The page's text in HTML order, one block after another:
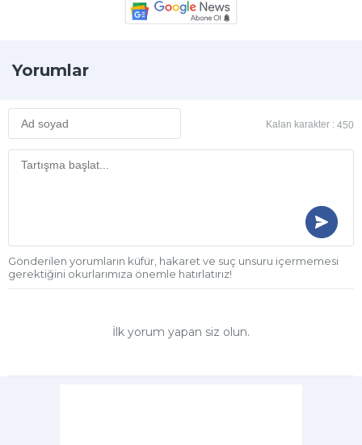
Yorumlar
Kalan karakter : 450
Gönderilen yorumların küfür, hakaret ve suç unsuru içermemesi
gerektiğini okurlarımıza önemle hatırlatırız!
İlk yorum yapan siz olun.